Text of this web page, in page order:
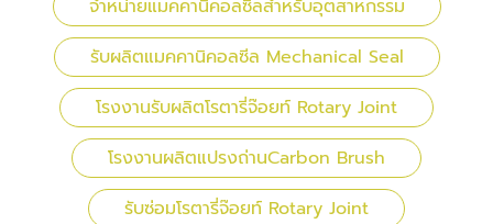
จำหน่ายแมคคานิคอลซีลสำหรับอุตสาหกรรม
รับผลิตแมคคานิคอลซีล Mechanical Seal
โรงงานรับผลิตโรตารี่จ๊อยท์ Rotary Joint
โรงงานผลิตแปรงถ่านCarbon Brush
รับซ่อมโรตารี่จ๊อยท์ Rotary Joint